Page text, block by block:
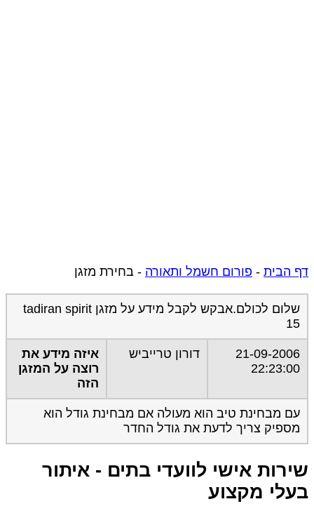
דף הבית - פורום חשמל ותאורה - בחירת מזגן
שלום לכולם.אבקש לקבל מידע על מזגן tadiran spirit
15
21-09-2006
22:23:00
דורון טרייביש
איזה מידע את
רוצה על המזגן
הזה
עם מבחינת טיב הוא מעולה אם מבחינת גודל הוא
מספיק צריך לדעת את גודל החדר
שירות אישי לוועדי בתים - איתור
בעלי מקצוע